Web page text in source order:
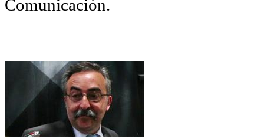
Comunicación.